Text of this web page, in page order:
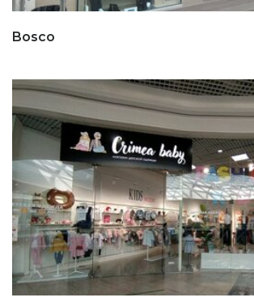
Bosco